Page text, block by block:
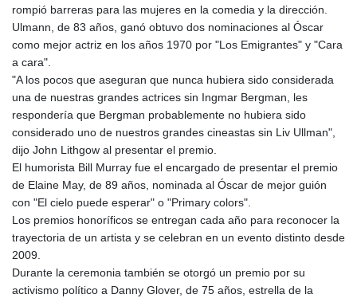
rompió barreras para las mujeres en la comedia y la dirección.
Ulmann, de 83 años, ganó obtuvo dos nominaciones al Óscar
como mejor actriz en los años 1970 por "Los Emigrantes" y "Cara
a cara".
"A los pocos que aseguran que nunca hubiera sido considerada
una de nuestras grandes actrices sin Ingmar Bergman, les
respondería que Bergman probablemente no hubiera sido
considerado uno de nuestros grandes cineastas sin Liv Ullman",
dijo John Lithgow al presentar el premio.
El humorista Bill Murray fue el encargado de presentar el premio
de Elaine May, de 89 años, nominada al Óscar de mejor guión
con "El cielo puede esperar" o "Primary colors".
Los premios honoríficos se entregan cada año para reconocer la
trayectoria de un artista y se celebran en un evento distinto desde
2009.
Durante la ceremonia también se otorgó un premio por su
activismo político a Danny Glover, de 75 años, estrella de la